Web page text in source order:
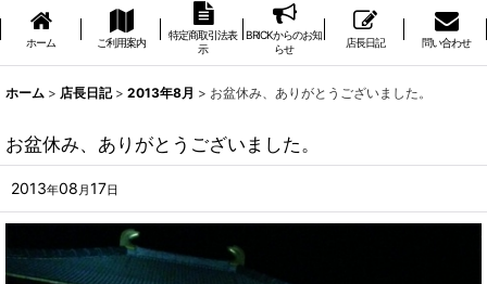
ホーム ご利用案内
特定商取引法表
示
BRICKからのお知
らせ
店長日記 問い合わせ
ホーム > 店長日記 > 2013年8月 > お盆休み、ありがとうございました。
お盆休み、ありがとうございました。
2013年08 月 17日